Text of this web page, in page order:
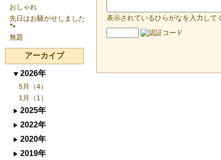
表示されているひらがなを入力して
おしゃれ
先日はお騒がせしました
🐾
無題
アーカイブ
2026年
5月（4）
1月（1）
2025年
2022年
2020年
2019年